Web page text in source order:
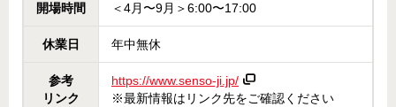
開場時間
＜4月〜9月＞6:00〜17:00
休業日 年中無休
参考
リンク
https://www.senso-ji.jp/
※最新情報はリンク先をご確認ください